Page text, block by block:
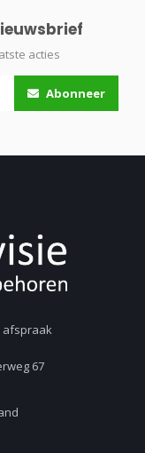
acties
Abonneer
afspraak
67